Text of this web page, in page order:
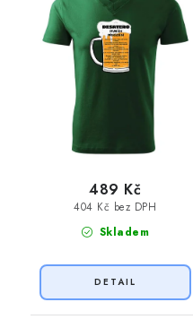
Skladem
404 Kč bez DPH
489 Kč